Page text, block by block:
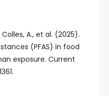
A., et al. (2025).
(PFAS) in food
exposure. Current